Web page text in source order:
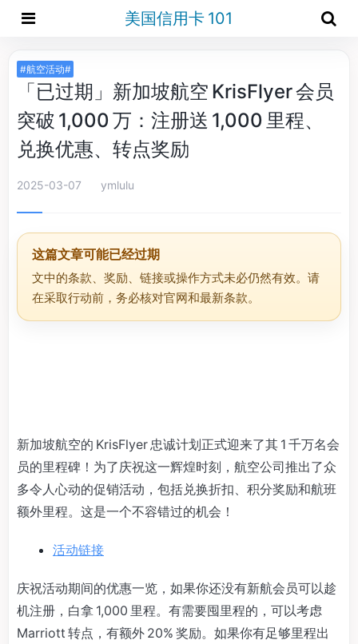
美国信用卡 101
#航空活动#
「已过期」新加坡航空 KrisFlyer 会员
突破 1,000 万：注册送 1,000 里程、
兑换优惠、转点奖励
2025-03-07 ymlulu
这篇文章可能已经过期
文中的条款、奖励、链接或操作方式未必仍然有效。请
在采取行动前，务必核对官网和最新条款。
新加坡航空的 KrisFlyer 忠诚计划正式迎来了其 1 千万名会
员的里程碑！为了庆祝这一辉煌时刻，航空公司推出了众
多令人心动的促销活动，包括兑换折扣、积分奖励和航班
额外里程。这是一个不容错过的机会！
活动链接
庆祝活动期间的优惠一览，如果你还没有新航会员可以趁
机注册，白拿 1,000 里程。有需要囤里程的，可以考虑
Marriott 转点，有额外 20% 奖励。如果你有足够里程出